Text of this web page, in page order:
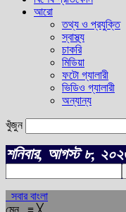
আরো
তথ্য ও প্রযুক্তি
স্বাস্থ্য
চাকরি
মিডিয়া
ফটো গ্যালারী
ভিডিও গ্যালারী
অন্যান্য
খুঁজুন
শনিবার, আগস্ট ৮,
সবার বাংলা
মেনু ≡ ╳